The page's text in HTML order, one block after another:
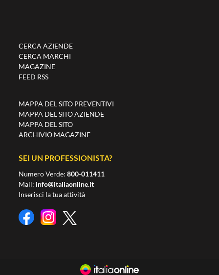
CERCA AZIENDE
CERCA MARCHI
MAGAZINE
FEED RSS
MAPPA DEL SITO PREVENTIVI
MAPPA DEL SITO AZIENDE
MAPPA DEL SITO
ARCHIVIO MAGAZINE
SEI UN PROFESSIONISTA?
Numero Verde:800-011411
Mail: info@italiaonline.it
Inserisci la tua attività